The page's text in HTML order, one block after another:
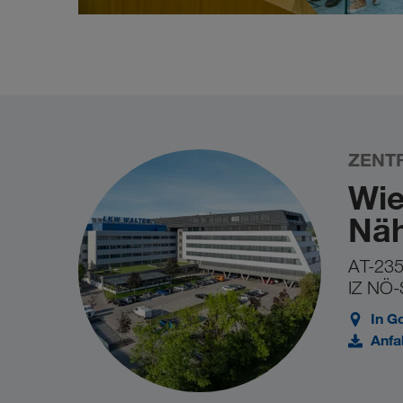
AT-
IZ
In